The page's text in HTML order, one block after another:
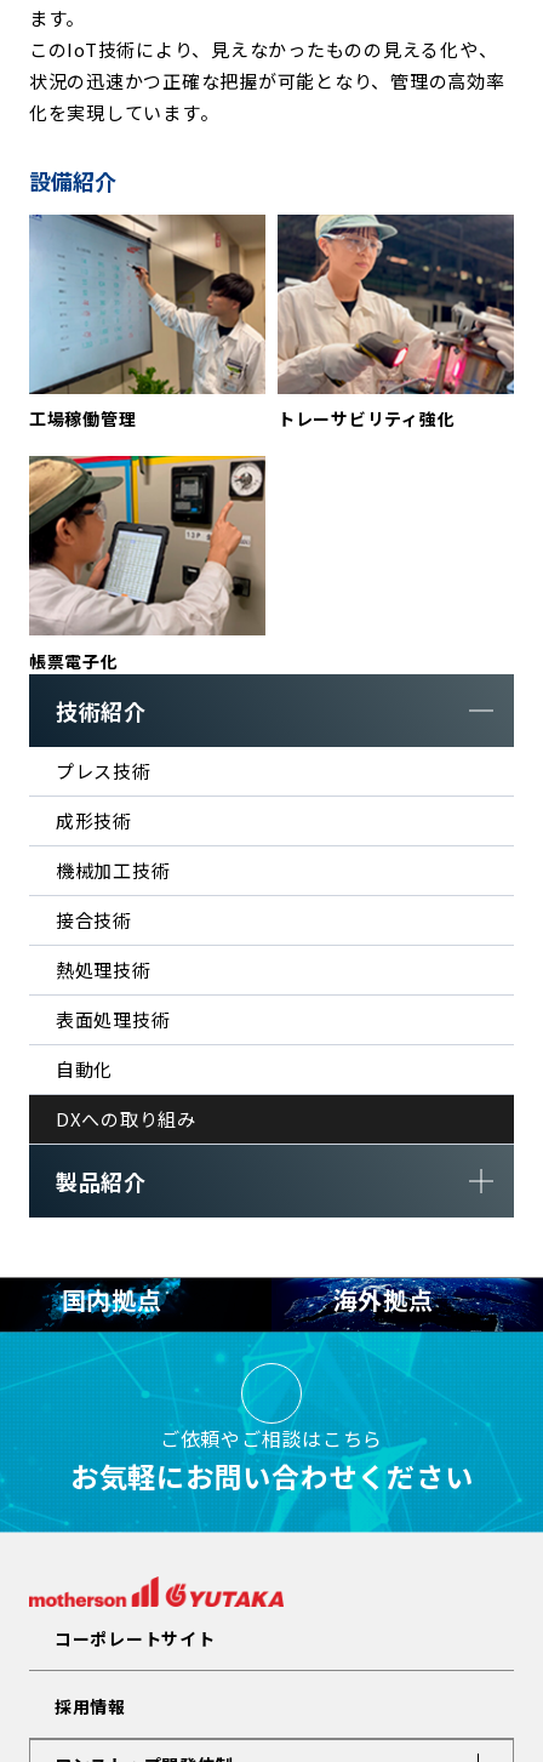
技術紹介
プレス技術
成形技術
機械加工技術
接合技術
熱処理技術
表面処理技術
自動化
DXへの取り組み
製品紹介
ます。
このIoT技術により、見えなかったものの見える化や、
状況の迅速かつ正確な把握が可能となり、管理の高効率
化を実現しています。
設備紹介
工場稼働管理 トレーサビリティ強化
帳票電子化
国内拠点 海外拠点
ご依頼やご相談はこちら
お気軽にお問い合わせください
コーポレートサイト
採用情報